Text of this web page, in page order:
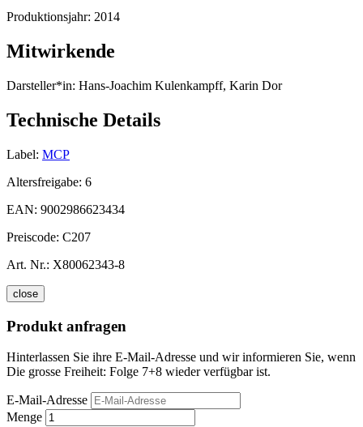
Produktionsjahr: 2014
Mitwirkende
Darsteller*in: Hans-Joachim Kulenkampff, Karin Dor
Technische Details
Label: MCP
Altersfreigabe: 6
EAN: 9002986623434
Preiscode: C207
Art. Nr.: X80062343-8
close
Produkt anfragen
Hinterlassen Sie ihre E-Mail-Adresse und wir informieren Sie, wenn
Die grosse Freiheit: Folge 7+8 wieder verfügbar ist.
E-Mail-Adresse
Menge